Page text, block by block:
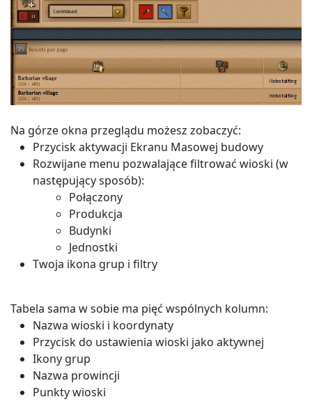
Na górze okna przeglądu możesz zobaczyć:
Przycisk aktywacji Ekranu Masowej budowy
Rozwijane menu pozwalające filtrować wioski (w
następujący sposób):
Połączony
Produkcja
Budynki
Jednostki
Twoja ikona grup i filtry
Tabela sama w sobie ma pięć wspólnych kolumn:
Nazwa wioski i koordynaty
Przycisk do ustawienia wioski jako aktywnej
Ikony grup
Nazwa prowincji
Punkty wioski